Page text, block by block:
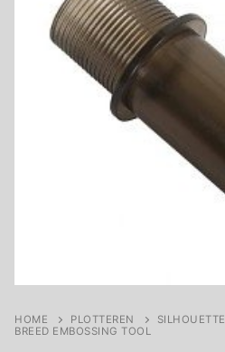
HOME PLOTTEREN SILHOUETTE
BREED EMBOSSING TOOL